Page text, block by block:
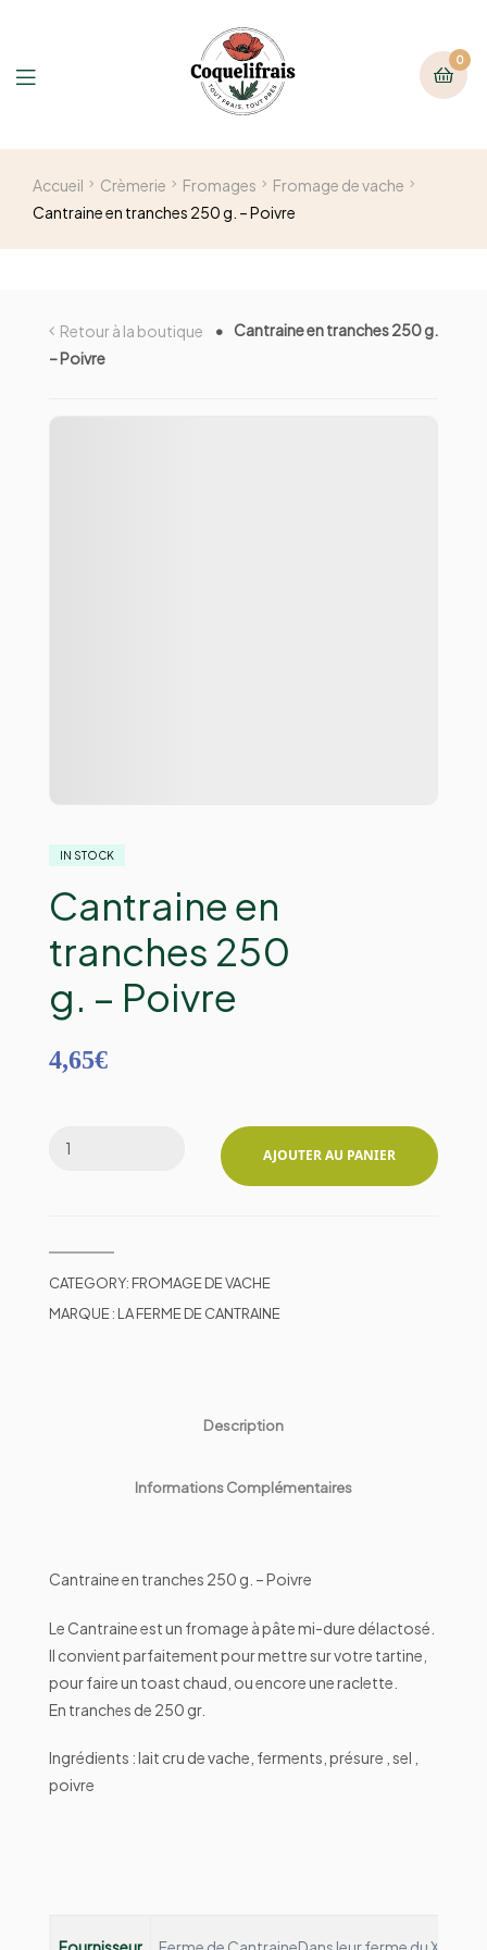
0
Accueil Crèmerie Fromages
Fromage de vache
Cantraine en tranches 250 g. – Poivre
Retour à la boutique
Cantraine en tranches 250 g.
– Poivre
IN STOCK
Cantraine en
tranches 250
g. – Poivre
4,65€
AJOUTER AU PANIER
CATEGORY: FROMAGE DE VACHE
MARQUE : LA FERME DE CANTRAINE
Description
Informations Complémentaires
Cantraine en tranches 250 g. – Poivre
Le Cantraine est un fromage à pâte mi-dure délactosé.
Il convient parfaitement pour mettre sur votre tartine,
pour faire un toast chaud, ou encore une raclette.
En tranches de 250 gr.
Ingrédients : lait cru de vache, ferments, présure , sel ,
poivre